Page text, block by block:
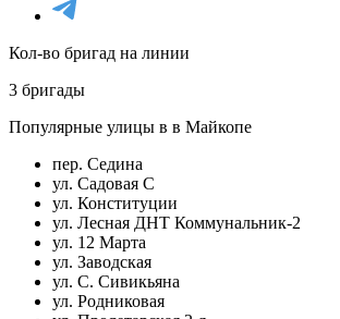
Кол-во бригад на линии
3 бригады
Популярные улицы в в Майкопе
пер. Седина
ул. Садовая С
ул. Конституции
ул. Лесная ДНТ Коммунальник-2
ул. 12 Марта
ул. Заводская
ул. С. Сивикьяна
ул. Родниковая